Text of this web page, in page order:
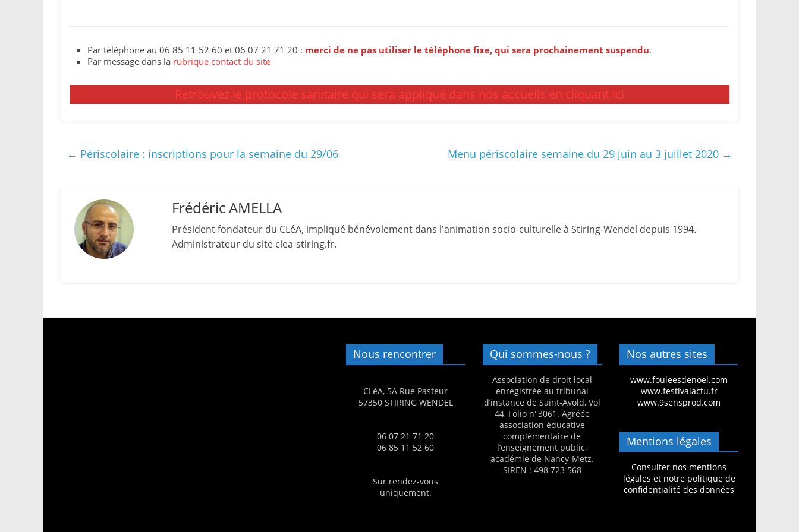
Par téléphone au 06 85 11 52 60 et 06 07 21 71 20 : merci de ne pas utiliser le téléphone fixe, qui sera prochainement suspendu.
Par message dans la rubrique contact du site
Retrouvez le protocole sanitaire qui sera appliqué dans nos accueils en cliquant ici
← Périscolaire : inscriptions pour la semaine du 29/06 Menu périscolaire semaine du 29 juin au 3 juillet 2020 →
Frédéric AMELLA
Président fondateur du CLéA, impliqué bénévolement dans l'animation socio-culturelle à Stiring-Wendel depuis 1994.
Administrateur du site clea-stiring.fr.
Nous rencontrer
CLéA, 5A Rue Pasteur
57350 STIRING WENDEL
06 07 21 71 20
06 85 11 52 60
Sur rendez-vous
uniquement.
Qui sommes-nous ?
Association de droit local
enregistrée au tribunal
d’instance de Saint-Avold, Vol
44, Folio n°3061. Agréée
association éducative
complémentaire de
l’enseignement public,
académie de Nancy-Metz.
SIREN : 498 723 568
Nos autres sites
www.fouleesdenoel.com
www.festivalactu.fr
www.9sensprod.com
Mentions légales
Consulter nos mentions
légales et notre politique de
confidentialité des données